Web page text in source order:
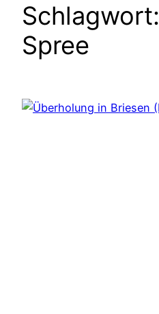
Schlagwort:
Spree